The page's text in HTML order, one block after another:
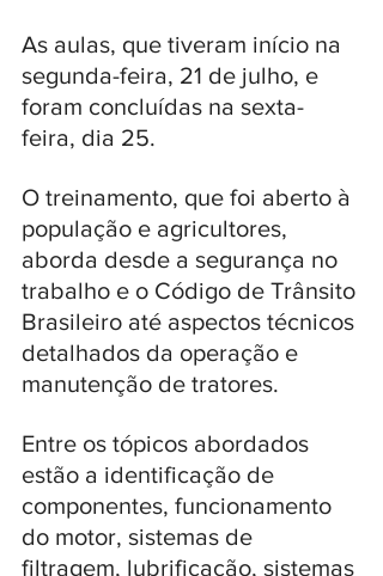
As aulas, que tiveram início na
segunda-feira, 21 de julho, e
foram concluídas na sexta-
feira, dia 25.
O treinamento, que foi aberto à
população e agricultores,
aborda desde a segurança no
trabalho e o Código de Trânsito
Brasileiro até aspectos técnicos
detalhados da operação e
manutenção de tratores.
Entre os tópicos abordados
estão a identificação de
componentes, funcionamento
do motor, sistemas de
filtragem, lubrificação, sistemas